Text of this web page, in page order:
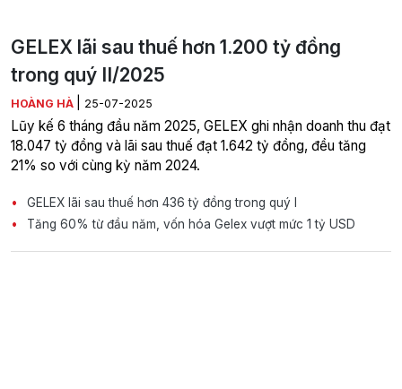
GELEX lãi sau thuế hơn 1.200 tỷ đồng
trong quý II/2025
HOÀNG HÀ 25-07-2025
Lũy kế 6 tháng đầu năm 2025, GELEX ghi nhận doanh thu đạt
18.047 tỷ đồng và lãi sau thuế đạt 1.642 tỷ đồng, đều tăng
21% so với cùng kỳ năm 2024.
GELEX lãi sau thuế hơn 436 tỷ đồng trong quý I
Tăng 60% từ đầu năm, vốn hóa Gelex vượt mức 1 tỷ USD